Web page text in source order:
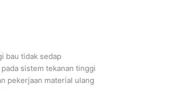
bau tidak sedap
sistem tekanan tinggi
pekerjaan material ulang